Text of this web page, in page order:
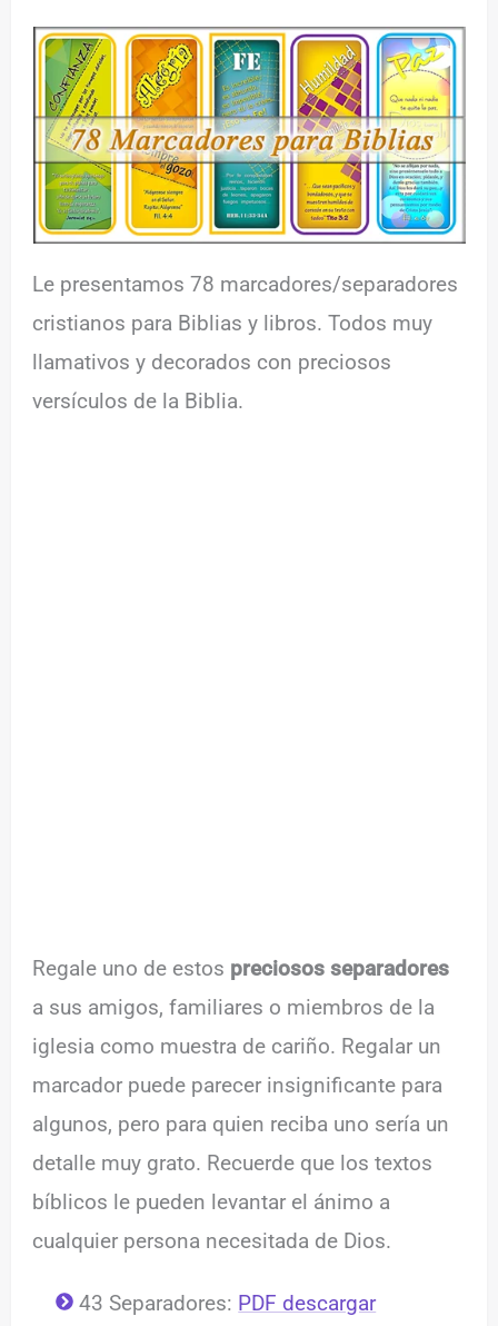
Le presentamos 78 marcadores/separadores
cristianos para Biblias y libros. Todos muy
llamativos y decorados con preciosos
versículos de la Biblia.
Regale uno de estos preciosos separadores
a sus amigos, familiares o miembros de la
iglesia como muestra de cariño. Regalar un
marcador puede parecer insignificante para
algunos, pero para quien reciba uno sería un
detalle muy grato. Recuerde que los textos
bíblicos le pueden levantar el ánimo a
cualquier persona necesitada de Dios.
43 Separadores: PDF descargar